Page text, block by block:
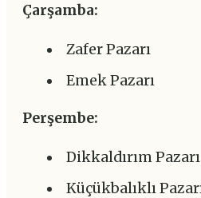
Çarşamba:
Zafer Pazarı
Emek Pazarı
Perşembe:
Dikkaldırım
Küçükbalıklı